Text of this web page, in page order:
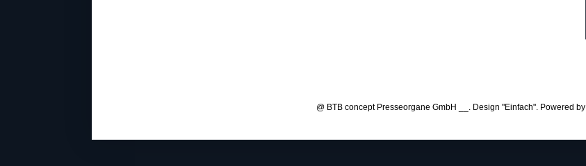
@ BTB concept Presseorgane GmbH __. Design "Einfach". Powered by